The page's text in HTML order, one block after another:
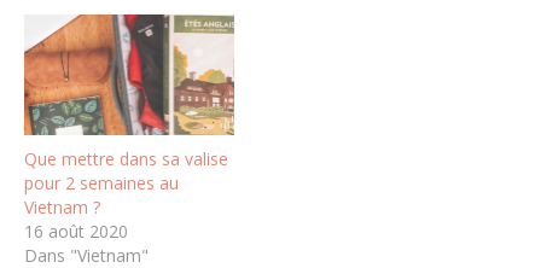
Que mettre dans sa valise
pour 2 semaines au
Vietnam ?
16 août 2020
Dans "Vietnam"